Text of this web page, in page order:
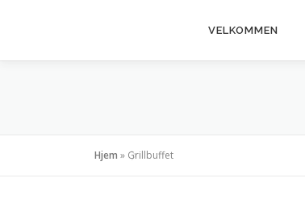
VELKOMMEN
Hjem » Grillbuffet